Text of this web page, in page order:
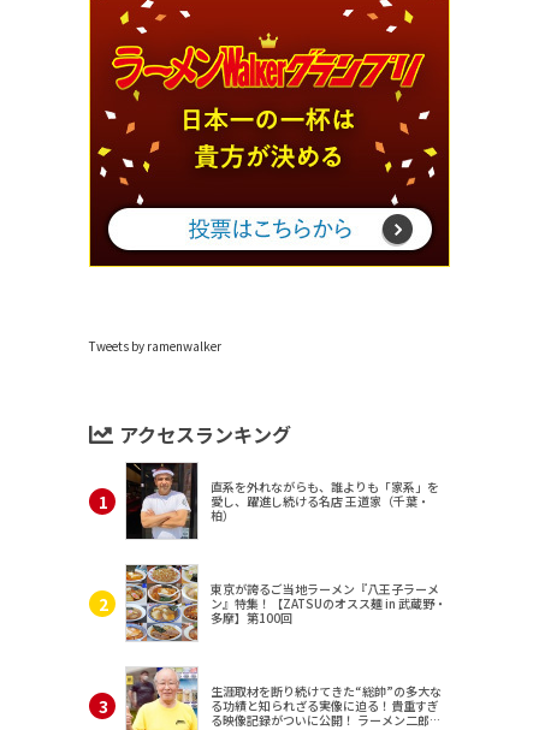
Tweets by ramenwalker
アクセスランキング
直系を外れながらも、誰よりも「家系」を
愛し、躍進し続ける名店 王道家（千葉・
柏）
東京が誇るご当地ラーメン『八王子ラーメ
ン』特集！【ZATSUのオスス麺 in 武蔵野・
多摩】第100回
生涯取材を断り続けてきた“総帥”の多大な
る功績と知られざる実像に迫る！貴重すぎ
る映像記録がついに公開！ ラーメン二郎